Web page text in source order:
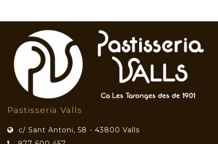
Pastisseria Valls
c/ Sant Antoni, 58 - 43800 Valls